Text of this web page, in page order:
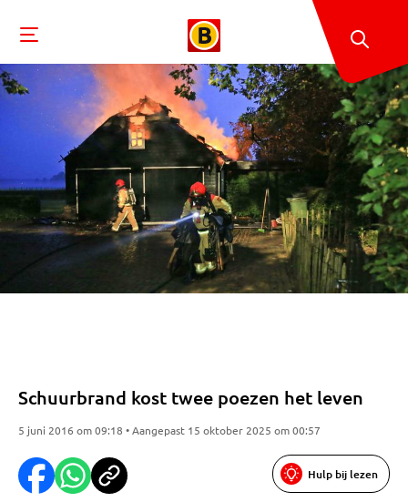
Schuurbrand kost twee poezen het leven
5 juni 2016 om 09:18 • Aangepast 15 oktober 2025 om 00:57
Hulp bij lezen